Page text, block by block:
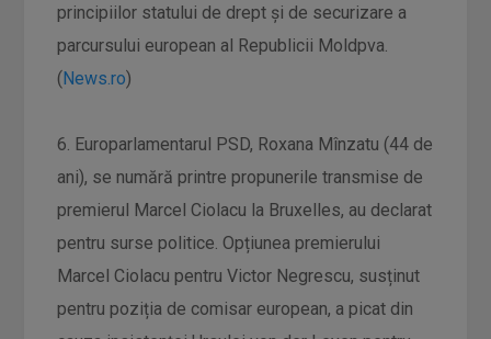
principiilor statului de drept şi de securizare a
parcursului european al Republicii Moldpva.
(News.ro)
6. Europarlamentarul PSD, Roxana Mînzatu (44 de
ani), se numără printre propunerile transmise de
premierul Marcel Ciolacu la Bruxelles, au declarat
pentru surse politice. Opțiunea premierului
Marcel Ciolacu pentru Victor Negrescu, susținut
pentru poziția de comisar european, a picat din